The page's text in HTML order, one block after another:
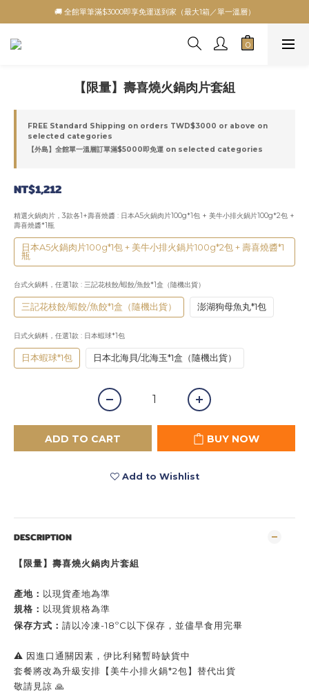
🚚 全館單筆滿$3000即享免運送到家（最大1箱／單一溫層）
【限量】壽喜燒火鍋肉片套組
FREE Standard Shipping on orders TWD$3000 or above on
selected categories
【外島】全館單一溫層訂單滿$5000即免運 on selected categories
NT$1,212
精選火鍋肉片，3款各1+壽喜燒醬 : 日本A5火鍋肉片100g*1包 + 美牛小排火鍋片100g*2包 +
壽喜燒醬*1瓶
日本A5火鍋肉片100g*1包 + 美牛小排火鍋片100g*2包 + 壽喜燒醬*1
瓶
台式火鍋料，任選1款 : 三記花枝餃/蝦餃/魚餃*1盒（隨機出貨）
三記花枝餃/蝦餃/魚餃*1盒（隨機出貨） 澎湖狗母魚丸*1包
日式火鍋料，任選1款 : 日本蝦球*1包
日本蝦球*1包 日本北海貝/北海玉*1盒（隨機出貨）
ADD TO CART BUY NOW
Add to Wishlist
DESCRIPTION
【限量】壽喜燒火鍋肉片套組
產地： 以現貨產地為準
規格： 以現貨規格為準
保存方式： 請以冷凍-18ºC以下保存，並儘早食用完畢
⚠️ 因進口通關因素，伊比利豬暫時缺貨中
套餐將改為升級安排【美牛小排火鍋*2包】替代出貨
敬請見諒 🙏